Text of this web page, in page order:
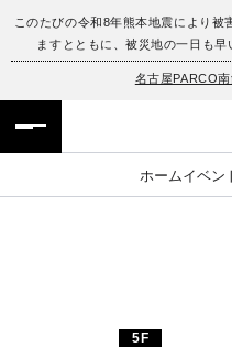
このたびの令和8年熊本地震により
ますとともに、被災地の一日も早
名古屋PARCO
ホームイベン
フロアガイド
イベント・ポップアッ
TAX FREE
ENGLISH
5F